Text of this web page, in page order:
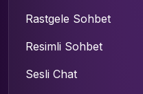
Rastgele Sohbet
Resimli Sohbet
Sesli Chat